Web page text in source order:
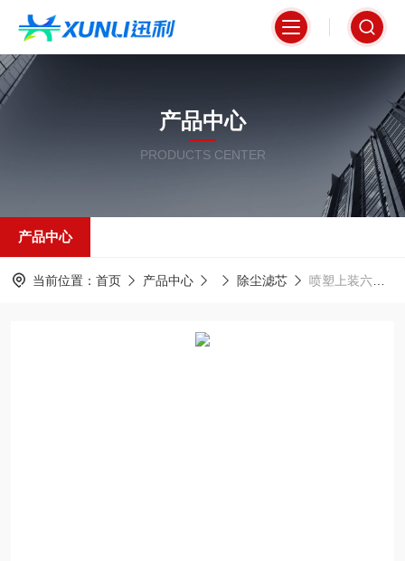
产品中心
PRODUCTS CENTER
产品中心
当前位置： 首页 产品中心 除尘滤芯 喷塑上装六耳除尘滤芯320*1200mm覆膜